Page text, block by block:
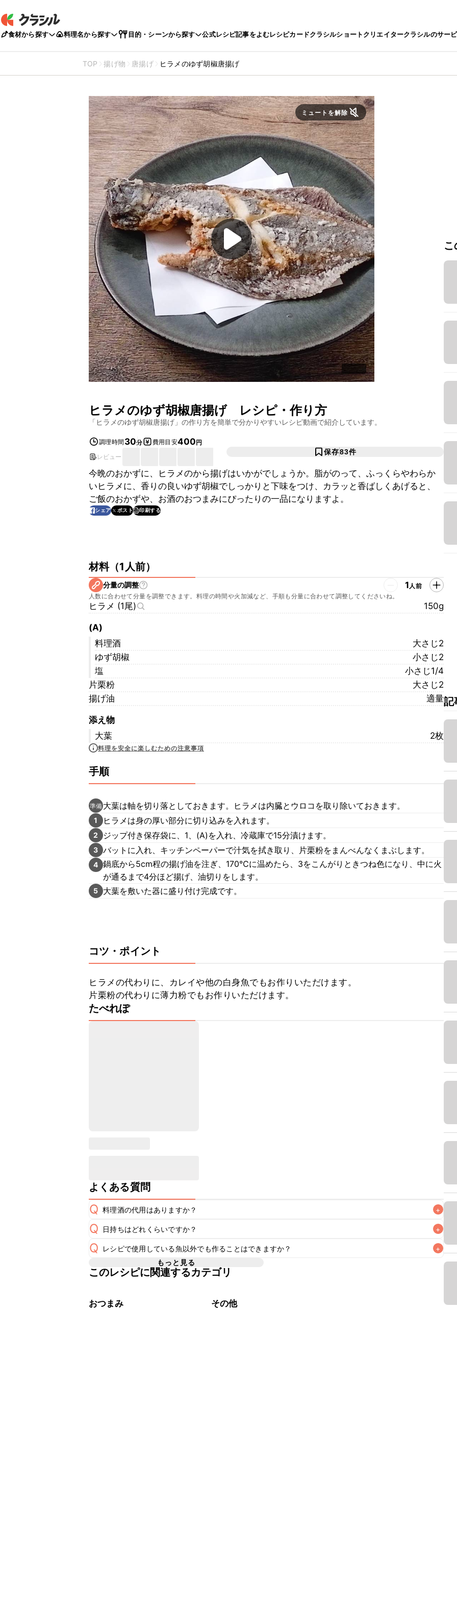
食材から探す 料理名から探す 目的・シーンから探す 公式レシピ記事をよむレシピカードクラシルショートクリエイタークラシルのサー
TOP 揚げ物 唐揚げ ヒラメのゆず胡椒唐揚げ
ミュートを解除
ヒラメのゆず胡椒唐揚げレシピ・作り方
「ヒラメのゆず胡椒唐揚げ 」の作り方を簡単で分かりやすいレシピ動画で紹介しています。
調理時間 30分 費用目安400円
レビュー
保存83件
今晩のおかずに、ヒラメのから揚げはいかがでしょうか。脂がのって、ふっくらやわらか
いヒラメに、香りの良いゆず胡椒でしっかりと下味をつけ、カラッと香ばしくあげると、
ご飯のおかずや、お酒のおつまみにぴったりの一品になりますよ。
シェア ポスト 印刷する
材料（1人前）
分量の調整 1人前
人数に合わせて分量を調整できます。料理の時間や火加減など、手順も分量に合わせて調整してくださいね。
ヒラメ (1尾) 150g
(A)
料理酒
大さじ2
ゆず胡椒
小さじ2
塩
小さじ1/4
片栗粉
大さじ2
揚げ油
適量
添え物
大葉
2枚
料理を安全に楽しむための注意事項
手順
準備 大葉は軸を切り落としておきます。ヒラメは内臓とウロコを取り除いておきます。
1 ヒラメは身の厚い部分に切り込みを入れます。
2 ジップ付き保存袋に、1、(A)を入れ、冷蔵庫で15分漬けます。
3 バットに入れ、キッチンペーパーで汁気を拭き取り、片栗粉をまんべんなくまぶします。
4 鍋底から5cm程の揚げ油を注ぎ、170℃に温めたら、3をこんがりときつね色になり、中に火
が通るまで4分ほど揚げ、油切りをします。
5 大葉を敷いた器に盛り付け完成です。
コツ・ポイント
ヒラメの代わりに、カレイや他の白身魚でもお作りいただけます。
片栗粉の代わりに薄力粉でもお作りいただけます。
たべれぽ
よくある質問
Q 料理酒の代用はありますか？ +
A
Q 日持ちはどれくらいですか？ +
保存期間は冷蔵で翌日中が目安です。なるべくお早めにお召し上がりください。
※日持ちは目安です。こちら
Q レシピで使用している魚以外でも作ることはできますか？ +
A
もっと見る
このレシピに関連するカテゴリ
おつまみ その他
記